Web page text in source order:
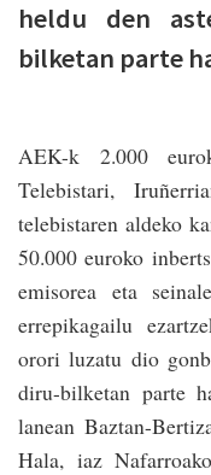
heldu den
bilketan parte
AEK-k 2.000
Telebistari,
telebistaren aldeko
50.000 euroko
emisorea eta
errepikagailu
orori luzatu dio
diru-bilketan parte
lanean Baztan-
Hala, iaz